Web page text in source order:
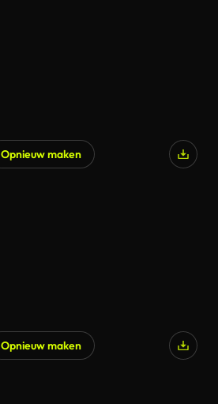
Opnieuw maken
Opnieuw maken